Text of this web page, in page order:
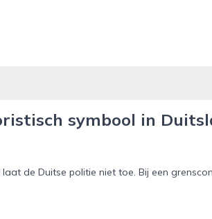
symbool in
de Duitse politie niet toe. Bij een